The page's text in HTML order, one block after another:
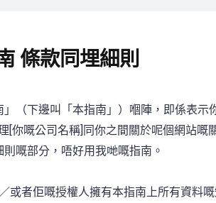
條款同埋細則
（下邊叫「本指南」）嗰陣，即係表示
[你嘅公司名稱]同你之間關於呢個網站嘅
嘅部分，唔好用我哋嘅指南。
或者佢嘅授權人擁有本指南上所有資料